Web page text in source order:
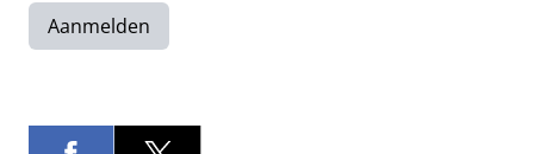
Aanmelden